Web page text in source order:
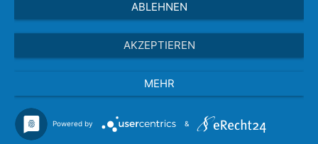
ABLEHNEN
AKZEPTIEREN
MEHR
Powered by &